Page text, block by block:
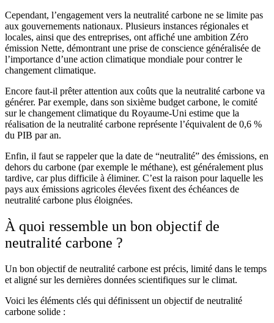
Cependant, l’engagement vers la neutralité carbone ne se limite pas
aux gouvernements nationaux. Plusieurs instances régionales et
locales, ainsi que des entreprises, ont affiché une ambition Zéro
émission Nette, démontrant une prise de conscience généralisée de
l’importance d’une action climatique mondiale pour contrer le
changement climatique.
Encore faut-il prêter attention aux coûts que la neutralité carbone va
générer. Par exemple, dans son sixième budget carbone, le comité
sur le changement climatique du Royaume-Uni estime que la
réalisation de la neutralité carbone représente l’équivalent de 0,6 %
du PIB par an.
Enfin, il faut se rappeler que la date de “neutralité” des émissions, en
dehors du carbone (par exemple le méthane), est généralement plus
tardive, car plus difficile à éliminer. C’est la raison pour laquelle les
pays aux émissions agricoles élevées fixent des échéances de
neutralité carbone plus éloignées.
À quoi ressemble un bon objectif de
neutralité carbone ?
Un bon objectif de neutralité carbone est précis, limité dans le temps
et aligné sur les dernières données scientifiques sur le climat.
Voici les éléments clés qui définissent un objectif de neutralité
carbone solide :